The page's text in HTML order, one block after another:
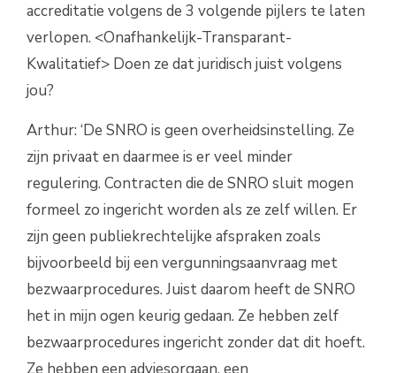
accreditatie volgens de 3 volgende pijlers te laten
verlopen. <Onafhankelijk-Transparant-
Kwalitatief> Doen ze dat juridisch juist volgens
jou?
Arthur: ‘De SNRO is geen overheidsinstelling. Ze
zijn privaat en daarmee is er veel minder
regulering. Contracten die de SNRO sluit mogen
formeel zo ingericht worden als ze zelf willen. Er
zijn geen publiekrechtelijke afspraken zoals
bijvoorbeeld bij een vergunningsaanvraag met
bezwaarprocedures. Juist daarom heeft de SNRO
het in mijn ogen keurig gedaan. Ze hebben zelf
bezwaarprocedures ingericht zonder dat dit hoeft.